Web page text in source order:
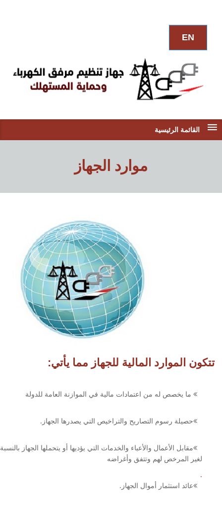
EN
القائمة الرئيسية
موارد الجهاز
تتكون الموارد المالية للجهاز مما يأتي:
ما يخصص له من اعتمادات مالية في الموازنة العامة للدولة
حصيلة رسوم التصاريح والتراخيص التي يصدرها الجهاز.
مقابل الأعمال والأعباء والخدمات التي يؤديها أو يتحملها الجهاز بالنسبة
لغير المرخص لهم وتتفق وأغراضه
.
عائد استثمار أموال الجهاز.